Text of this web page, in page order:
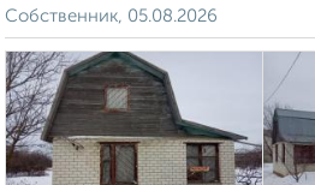
Собственник, 05.08.2026